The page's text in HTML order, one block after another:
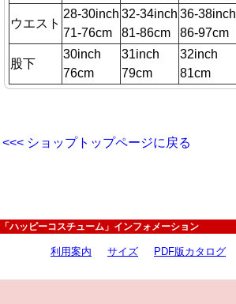
ウエスト
28-30inch
71-76cm
32-34inch
81-86cm
36-38inch
86-97cm
股下
30inch
76cm
31inch
79cm
32inch
81cm
<<< ショップトップページに戻る
「ハッピーコスチューム」インフォメーション
利用案内 サイズ PDF版カタログ